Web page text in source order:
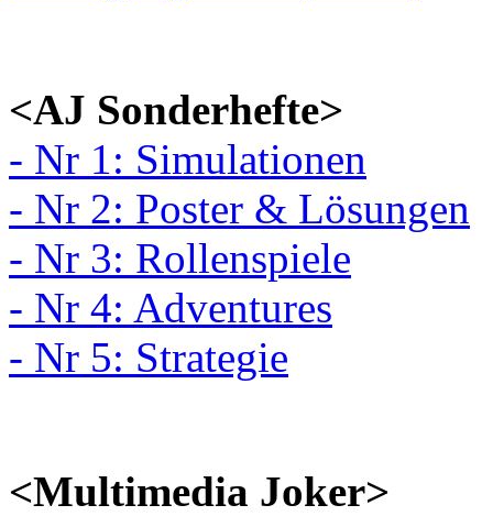
<AJ Sonderhefte>
- Nr 1: Simulationen
- Nr 2: Poster & Lösungen
- Nr 3: Rollenspiele
- Nr 4: Adventures
- Nr 5: Strategie
<Multimedia Joker>